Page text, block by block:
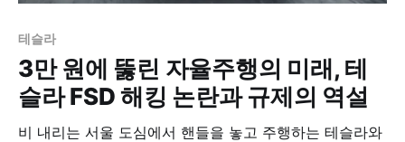
테슬라
3만 원에 뚫린 자율주행의 미래, 테
슬라 FSD 해킹 논란과 규제의 역설
비 내리는 서울 도심에서 핸들을 놓고 주행하는 테슬라와